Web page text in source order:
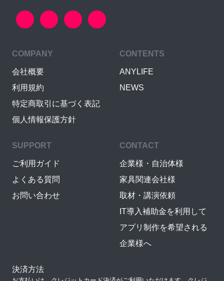
COMPANY
会社概要
利用規約
特定商取引に基づく表記
個人情報保護方針
CONTENTS
ANYLIFE
NEWS
SUPPORT
ご利用ガイド
よくある質問
お問い合わせ
CONTACT
企業様・自治体様
家具関連会社様
取材・講演依頼
IT導入補助金を利用して
アプリ制作を希望される
企業様へ
決済方法